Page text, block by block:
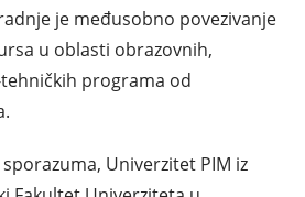
je međusobno povezivanje
u oblasti obrazovnih,
programa od
Univerzitet PIM iz